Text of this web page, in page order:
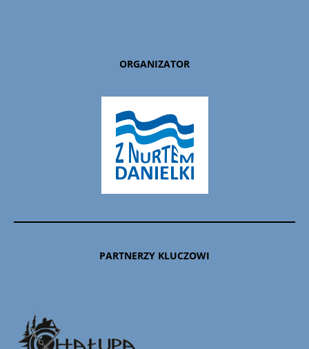
ORGANIZATOR
PARTNERZY KLUCZOWI